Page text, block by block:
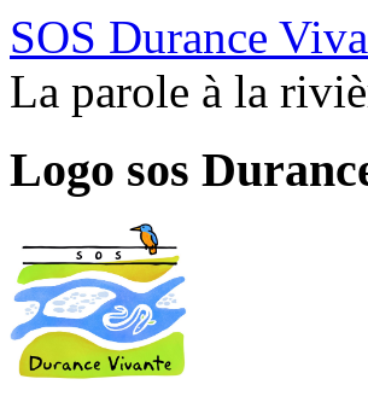
SOS Durance
La parole à la
Logo sos